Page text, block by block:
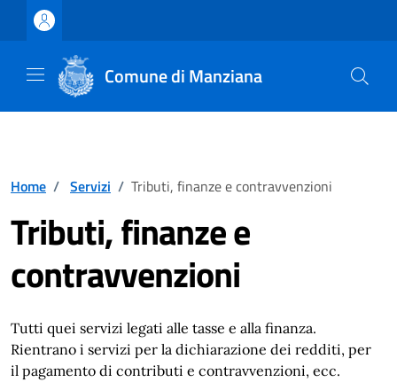
Vai ai contenuti
Vai al footer
Comune di Manziana
Home / Servizi / Tributi, finanze e contravvenzioni
Tributi, finanze e
contravvenzioni
Tutti quei servizi legati alle tasse e alla finanza.
Rientrano i servizi per la dichiarazione dei redditi, per
il pagamento di contributi e contravvenzioni, ecc.